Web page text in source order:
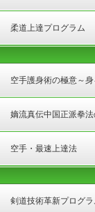
柔道上達プログラム
空手護身術の極意～
嫡流真伝中国正派拳
大ダメージを与える方
空手・最速上達法
剣道技術革新プログ